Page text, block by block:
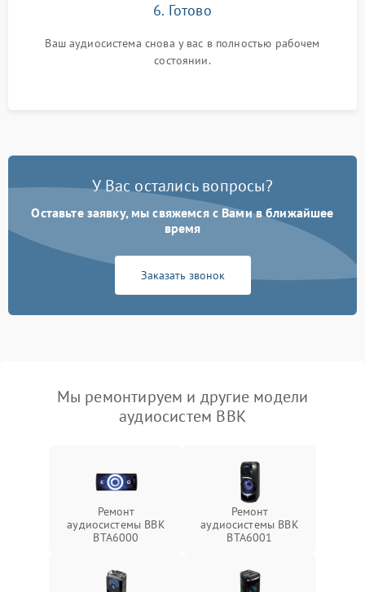
6. Готово
Ваш аудиосистема снова у вас в полностью рабочем
состоянии.
У Вас остались вопросы?
Оставьте заявку, мы свяжемся с Вами в ближайшее
время
Заказать звонок
Мы ремонтируем и другие модели
аудиосистем BBK
Ремонт
аудиосистемы BBK
BTA6000
Ремонт
аудиосистемы BBK
BTA6001